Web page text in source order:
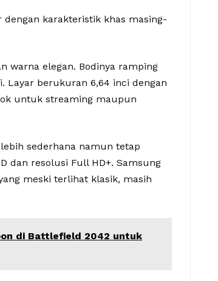
dengan karakteristik khas masing-
warna elegan. Bodinya ramping
Layar berukuran 6,64 inci dengan
untuk streaming maupun
sederhana namun tetap
dan resolusi Full HD+. Samsung
meski terlihat klasik, masih
di Battlefield 2042 untuk